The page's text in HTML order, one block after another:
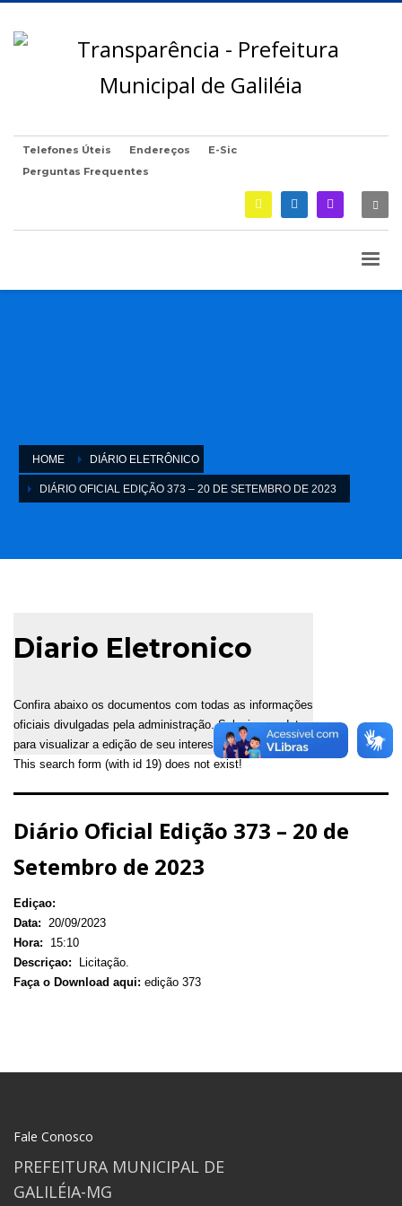
Telefones Úteis Endereços
E-Sic
Perguntas Frequentes
HOME DIÁRIO ELETRÔNICO
DIÁRIO OFICIAL EDIÇÃO 373 – 20 DE SETEMBRO DE 2023
Diario Eletronico
Confira abaixo os documentos com todas as informações
oficiais divulgadas pela administração. Selecione a data
para visualizar a edição de seu interesse.
This search form (with id 19) does not exist!
Diário Oficial Edição 373 – 20 de
Setembro de 2023
Ediçao:
Data:
20/09/2023
Hora:
15:10
Descriçao:
Licitação.
Faça o Download aqui: edição 373
Fale Conosco
PREFEITURA MUNICIPAL DE
GALILÉIA-MG